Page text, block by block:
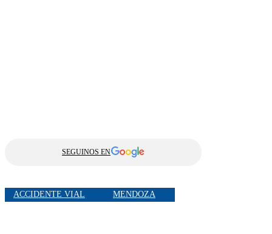
SEGUINOS EN
ACCIDENTE VIAL MENDOZA